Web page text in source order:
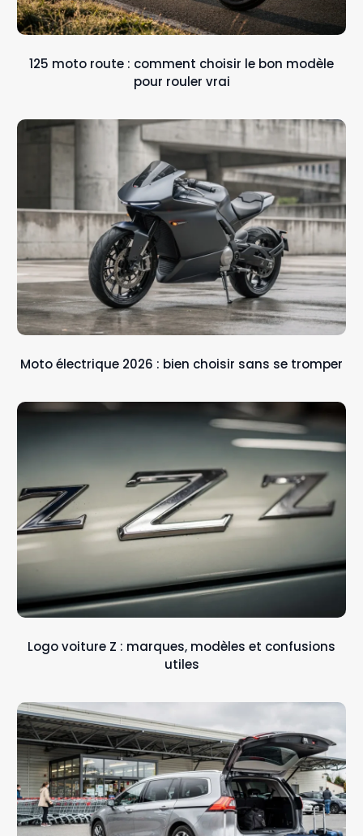
125 moto route : comment choisir le bon modèle
pour rouler vrai
Moto électrique 2026 : bien choisir sans se tromper
Logo voiture Z : marques, modèles et confusions
utiles